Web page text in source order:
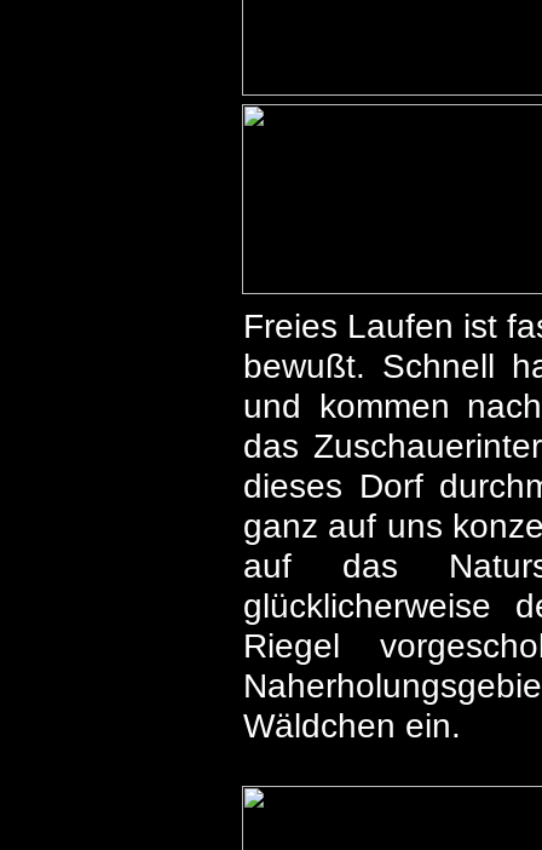
Freies Laufen ist
bewußt. Schnell
und kommen
das
dieses Dorf
ganz auf uns
auf das
glücklicherweise
Riegel
Wäldchen ein.